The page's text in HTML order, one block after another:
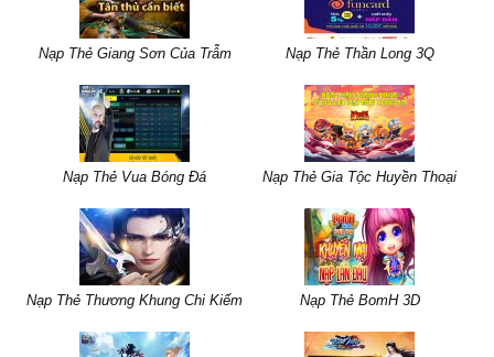
Nạp Thẻ Giang Sơn Của Trẫm Nạp Thẻ Thần Long 3Q
Nạp Thẻ Vua Bóng Đá Nạp Thẻ Gia Tộc Huyền Thoại
Nạp Thẻ Thương Khung Chi Kiếm Nạp Thẻ BomH 3D